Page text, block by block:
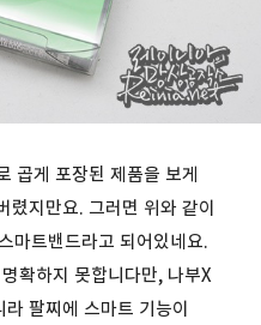
곱게 포장된 제품을 보게
렸지만요. 그러면 위와 같이
마트밴드라고 되어있네요.
확하지 못합니다만, 나부X
팔찌에 스마트 기능이